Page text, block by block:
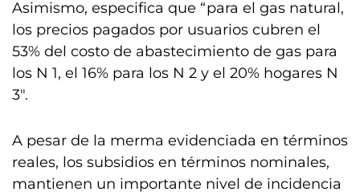
Asimismo, especifica que “para el gas natural,
los precios pagados por usuarios cubren el
53% del costo de abastecimiento de gas para
los N 1, el 16% para los N 2 y el 20% hogares N
3″.
A pesar de la merma evidenciada en términos
reales, los subsidios en términos nominales,
mantienen un importante nivel de incidencia